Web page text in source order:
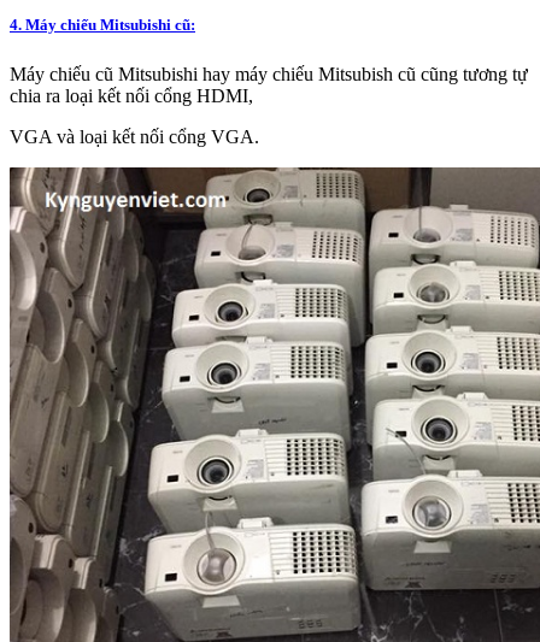
4. Máy chiếu Mitsubishi cũ:
Máy chiếu cũ Mitsubishi hay máy chiếu Mitsubish cũ cũng tương tự
chia ra loại kết nối cổng HDMI,
VGA và loại kết nối cổng VGA.